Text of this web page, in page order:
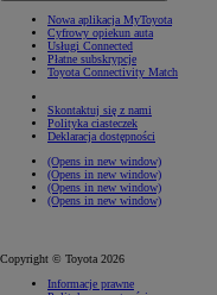
Nowa aplikacja MyToyota
Cyfrowy opiekun auta
Usługi Connected
Płatne subskrypcje
Toyota Connectivity Match
Skontaktuj się z nami
Polityka ciasteczek
Deklaracja dostępności
(Opens in new window)
(Opens in new window)
(Opens in new window)
(Opens in new window)
Copyright © Toyota 2026
Informacje prawne